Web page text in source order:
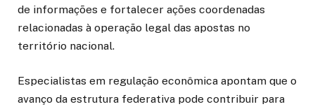
de informações e fortalecer ações coordenadas
relacionadas à operação legal das apostas no
território nacional.
Especialistas em regulação econômica apontam que o
avanço da estrutura federativa pode contribuir para